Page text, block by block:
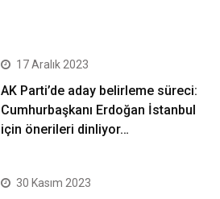
17 Aralık 2023
AK Parti’de aday belirleme süreci:
Cumhurbaşkanı Erdoğan İstanbul
için önerileri dinliyor…
30 Kasım 2023